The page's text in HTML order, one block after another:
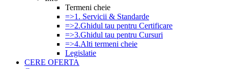
Termeni cheie
=>1. Servicii & Standarde
=>2.Ghidul tau pentru Certificare
=>3.Ghidul tau pentru Cursuri
=>4.Alti termeni cheie
Legislatie
CERE OFERTA